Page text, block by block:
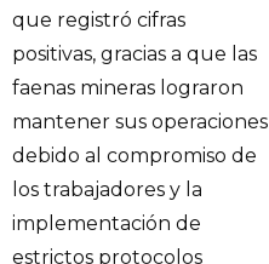
que registró cifras
positivas, gracias a que las
faenas mineras lograron
mantener sus operaciones
debido al compromiso de
los trabajadores y la
implementación de
estrictos protocolos